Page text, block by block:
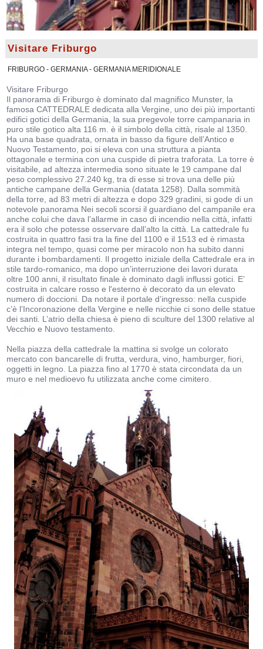
Visitare Friburgo
FRIBURGO - GERMANIA - GERMANIA MERIDIONALE
Visitare Friburgo
Il panorama di Friburgo è dominato dal magnifico Munster, la
famosa CATTEDRALE dedicata alla Vergine, uno dei più importanti
edifici gotici della Germania, la sua pregevole torre campanaria in
puro stile gotico alta 116 m. è il simbolo della città, risale al 1350.
Ha una base quadrata, ornata in basso da figure dell’Antico e
Nuovo Testamento, poi si eleva con una struttura a pianta
ottagonale e termina con una cuspide di pietra traforata. La torre è
visitabile, ad altezza intermedia sono situate le 19 campane dal
peso complessivo 27.240 kg, tra di esse si trova una delle più
antiche campane della Germania (datata 1258). Dalla sommità
della torre, ad 83 metri di altezza e dopo 329 gradini, si gode di un
notevole panorama Nei secoli scorsi il guardiano del campanile era
anche colui che dava l’allarme in caso di incendio nella città, infatti
era il solo che potesse osservare dall’alto la città. La cattedrale fu
costruita in quattro fasi tra la fine del 1100 e il 1513 ed è rimasta
integra nel tempo, quasi come per miracolo non ha subito danni
durante i bombardamenti. Il progetto iniziale della Cattedrale era in
stile tardo-romanico, ma dopo un’interruzione dei lavori durata
oltre 100 anni, il risultato finale è dominato dagli influssi gotici. E’
costruita in calcare rosso e l'esterno è decorato da un elevato
numero di doccioni. Da notare il portale d’ingresso: nella cuspide
c’è l’Incoronazione della Vergine e nelle nicchie ci sono delle statue
dei santi. L’atrio della chiesa è pieno di sculture del 1300 relative al
Vecchio e Nuovo testamento.
Nella piazza della cattedrale la mattina si svolge un colorato
mercato con bancarelle di frutta, verdura, vino, hamburger, fiori,
oggetti in legno. La piazza fino al 1770 è stata circondata da un
muro e nel medioevo fu utilizzata anche come cimitero.